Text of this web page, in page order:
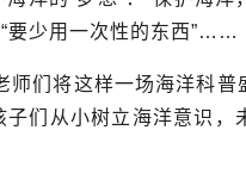
“要少用一次性的东西”……
们将这样一场海洋科
们从小树立海洋意识，